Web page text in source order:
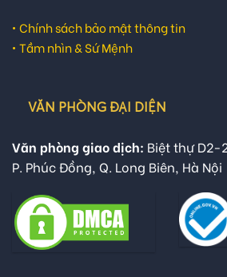
• Chính sách bảo mật thông tin
• Tầm nhìn & Sứ Mệnh
VĂN PHÒNG ĐẠI DIỆN
Văn phòng giao dịch: Biệt thự D2-
P. Phúc Đồng, Q. Long Biên, Hà Nội